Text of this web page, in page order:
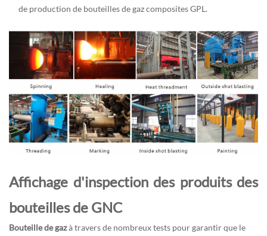
de production de bouteilles de gaz composites GPL.
Affichage d'inspection des produits des
bouteilles de GNC
Bouteille de gazà travers de nombreux tests pour garantir que le